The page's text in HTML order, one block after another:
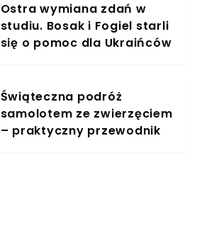
Ostra wymiana zdań w
studiu. Bosak i Fogiel starli
się o pomoc dla Ukraińców
Świąteczna podróż
samolotem ze zwierzęciem
– praktyczny przewodnik